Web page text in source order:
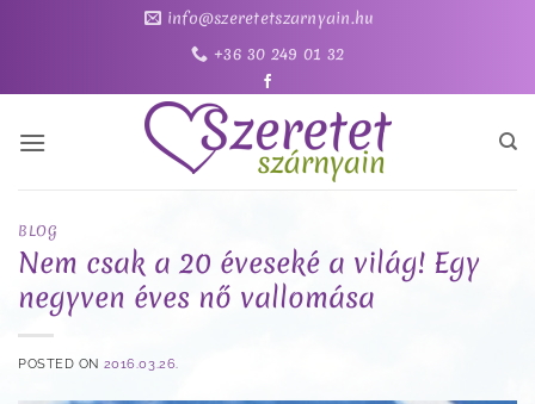
info@szeretetszarnyain.hu
+36 30 249 01 32
BLOG
Nem csak a 20 éveseké a világ! Egy
negyven éves nő vallomása
POSTED ON 2016.03.26.